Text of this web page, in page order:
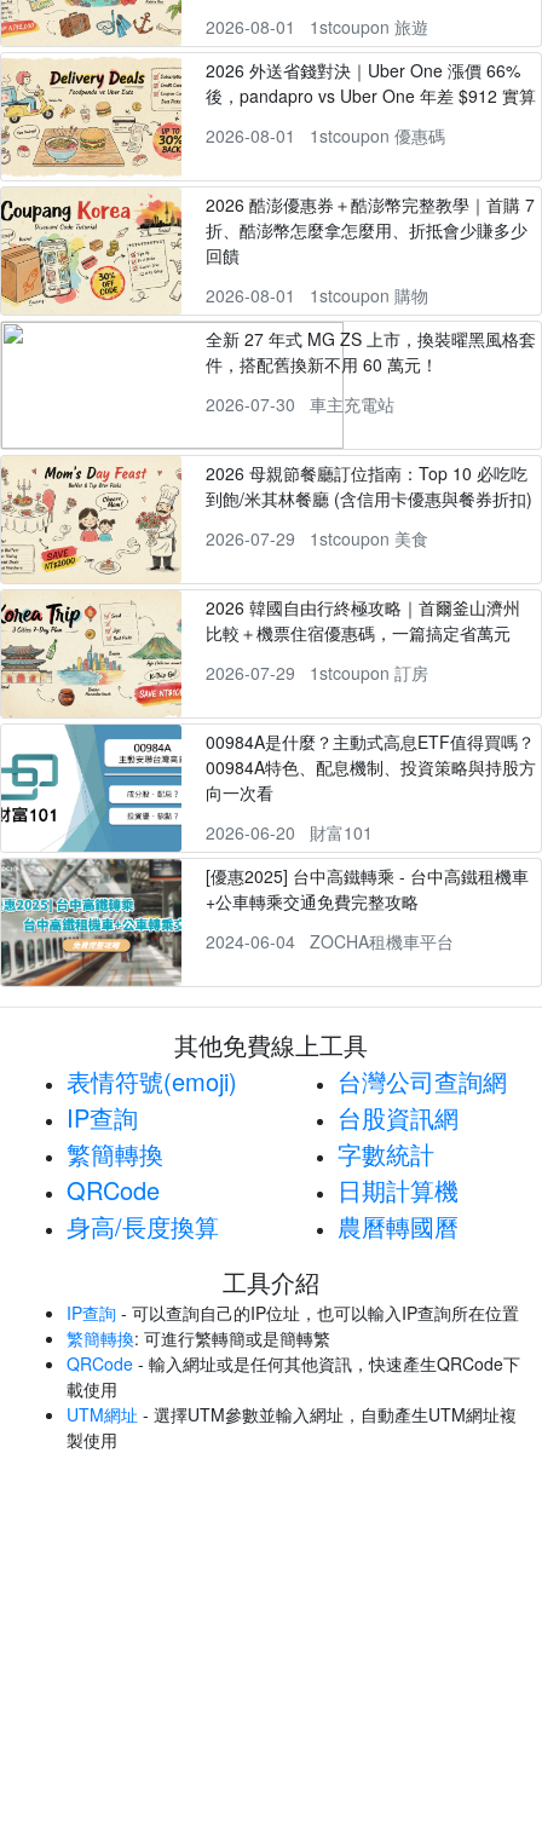
2026-08-01
1stcoupon 旅遊
2026 外送省錢對決｜Uber One 漲價 66%
後，pandapro vs Uber One 年差 $912 實算
2026-08-01
1stcoupon 優惠碼
2026 酷澎優惠券＋酷澎幣完整教學｜首購 7
折、酷澎幣怎麼拿怎麼用、折抵會少賺多少
回饋
2026-08-01
1stcoupon 購物
全新 27 年式 MG ZS 上市，換裝曜黑風格套
件，搭配舊換新不用 60 萬元！
2026-07-30
車主充電站
2026 母親節餐廳訂位指南：Top 10 必吃吃
到飽/米其林餐廳 (含信用卡優惠與餐券折扣)
2026-07-29
1stcoupon 美食
2026 韓國自由行終極攻略｜首爾釜山濟州
比較＋機票住宿優惠碼，一篇搞定省萬元
2026-07-29
1stcoupon 訂房
00984A是什麼？主動式高息ETF值得買嗎？
00984A特色、配息機制、投資策略與持股方
向一次看
2026-06-20
財富101
[優惠2025] 台中高鐵轉乘 - 台中高鐵租機車
+公車轉乘交通免費完整攻略
2024-06-04
ZOCHA租機車平台
其他免費線上工具
表情符號(emoji)
IP查詢
繁簡轉換
QRCode
身高/長度換算
台灣公司查詢網
台股資訊網
字數統計
日期計算機
農曆轉國曆
工具介紹
IP查詢 - 可以查詢自己的IP位址，也可以輸入IP查詢所在位置
繁簡轉換: 可進行繁轉簡或是簡轉繁
QRCode - 輸入網址或是任何其他資訊，快速產生QRCode下
載使用
UTM網址 - 選擇UTM參數並輸入網址，自動產生UTM網址複
製使用